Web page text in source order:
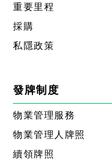
重要里程
採購
私隱政策
發牌制度
物業管理服務
物業管理人牌照
續領牌照